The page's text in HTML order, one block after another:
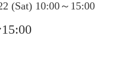
(Sat) 10:00～15:00